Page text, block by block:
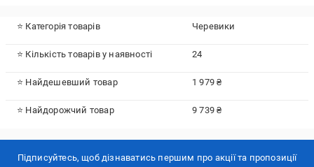
⭐ Категорія товарів Черевики
⭐ Кількість товарів у наявності 24
⭐ Найдешевший товар 1 979 ₴
⭐ Найдорожчий товар 9 739 ₴
Підписуйтесь, щоб дізнаватись першим про акції та пропозиції